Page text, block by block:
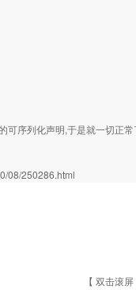
可序列化声明,于是就一切正常
08/250286.html
【 双击滚